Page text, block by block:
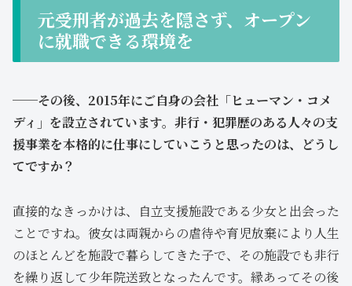
元受刑者が過去を隠さず、オープン
に就職できる環境を
──その後、2015年にご自身の会社「ヒューマン・コメ
ディ」を設立されています。非行・犯罪歴のある人々の支
援事業を本格的に仕事にしていこうと思ったのは、どうし
てですか？
直接的なきっかけは、自立支援施設である少女と出会った
ことですね。彼女は両親からの虐待や育児放棄により人生
のほとんどを施設で暮らしてきた子で、その施設でも非行
を繰り返して少年院送致となったんです。縁あってその後